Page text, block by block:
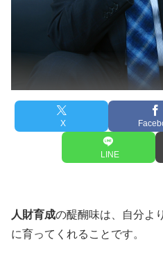
X
LINE
人財育成の醍醐味は、自分よ
に育ってくれることです。